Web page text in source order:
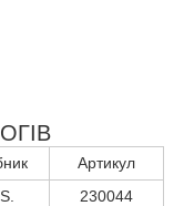
Артикул
230044